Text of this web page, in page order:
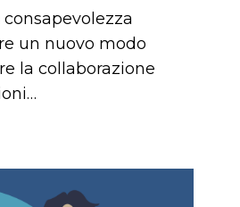
un nuovo modo
la collaborazione